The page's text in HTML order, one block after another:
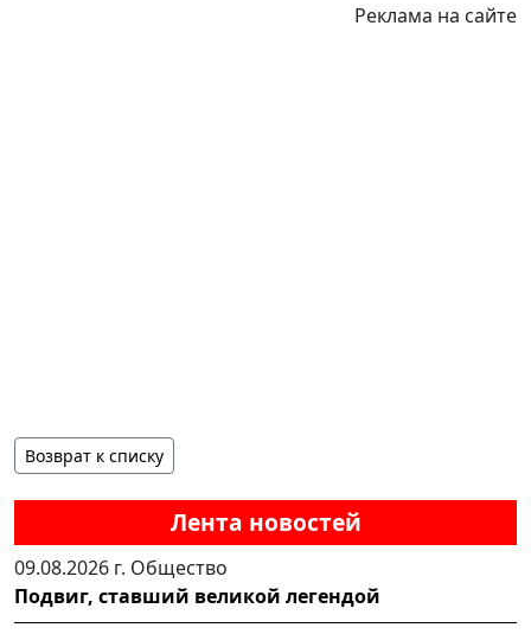
Лента новостей
09.08.2026 г. Общество
Подвиг, ставший великой легендой
Реклама на сайте
Возврат к списку